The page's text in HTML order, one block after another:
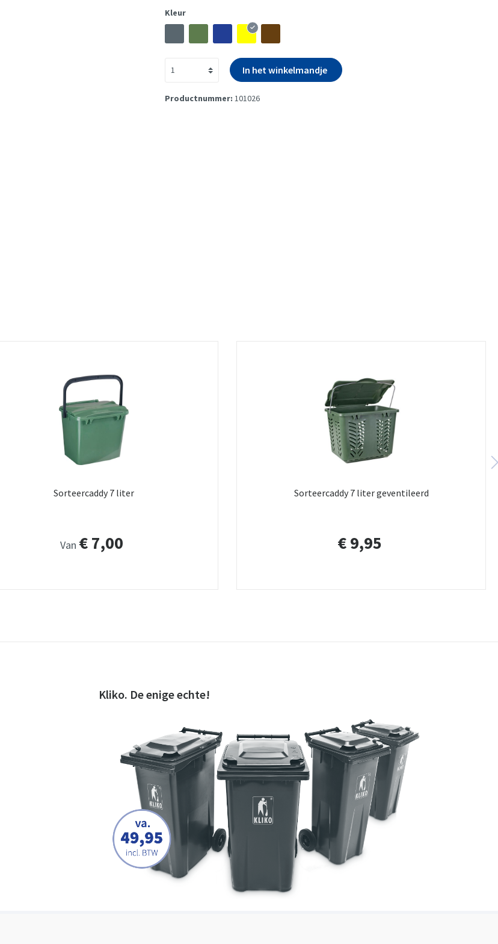
Kleur
In het winkelmandje
Productnummer: 101026
Sorteercaddy 7 liter
Van € 7,00
Sorteercaddy 7 liter geventileerd
€ 9,95
Kliko. De enige echte!